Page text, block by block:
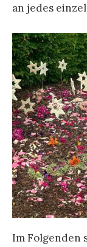
an jedes
Im Folgenden